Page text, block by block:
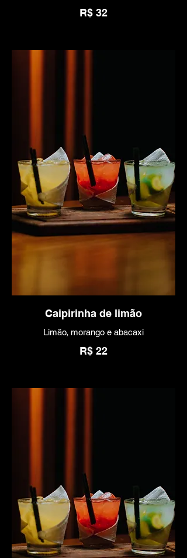
R$ 32
Caipirinha de limão
Limão, morango e abacaxi
R$ 22